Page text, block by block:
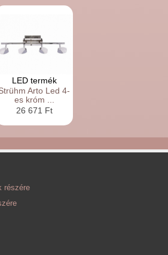
LED termék
Arto Led 4-
es króm ...
26 671 Ft
részére